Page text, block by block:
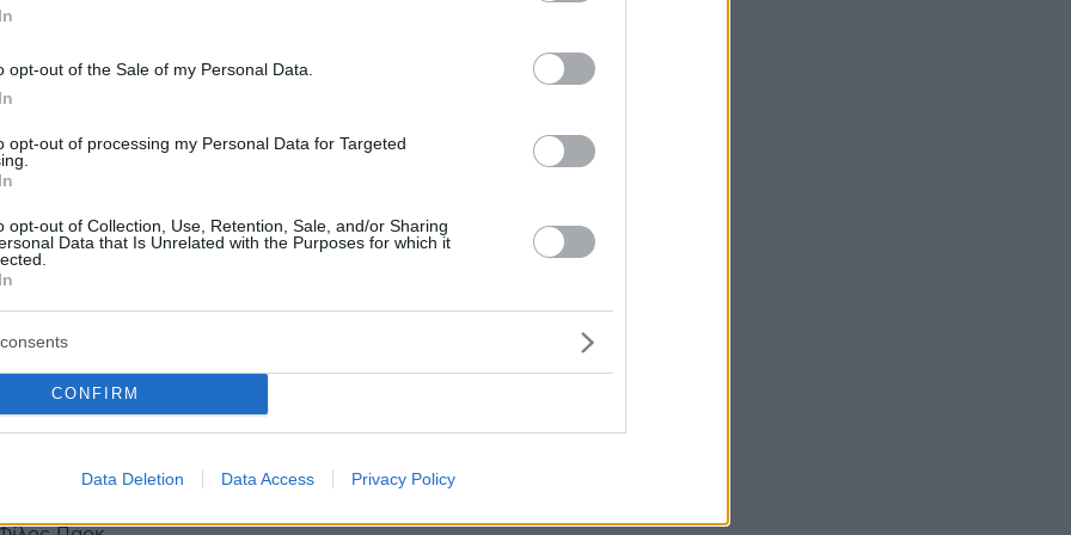
opt-out of the Sale of my Personal Data.
opt-out of processing my Personal Data for Targeted
opt-out of Collection, Use, Retention, Sale, and/or Sharing
Data that Is Unrelated with the Purposes for which it
CONFIRM
Data Deletion Data Access Privacy Policy
Ειδήσειςαπό την Ελλάδα και τον Κόσμο, τη
στο
τιμή Κ ΦΥΓΕ.
να δώσει πολλά. Θα τα καταφέρει; Απ ότι